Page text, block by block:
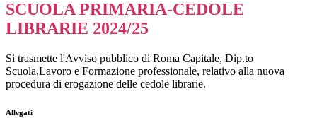
SCUOLA PRIMARIA-CEDOLE
LIBRARIE 2024/25
Si trasmette l'Avviso pubblico di Roma Capitale, Dip.to
Scuola,Lavoro e Formazione professionale, relativo alla nuova
procedura di erogazione delle cedole librarie.
Allegati